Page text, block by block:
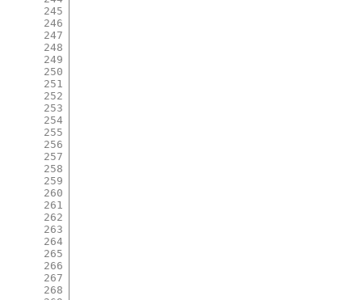
245
246
247
248
249
250
251
252
253
254
255
256
257
258
259
260
261
262
263
264
265
266
267
268